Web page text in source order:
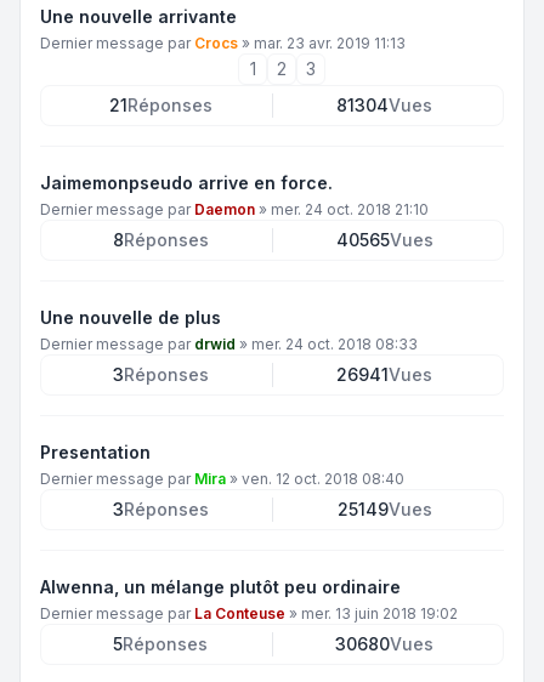
Une nouvelle arrivante
Dernier message par Crocs » mar. 23 avr. 2019 11:13
1 2
3
21Réponses 81304Vues
Jaimemonpseudo arrive en force.
Dernier message par Daemon » mer. 24 oct. 2018 21:10
8Réponses 40565Vues
Une nouvelle de plus
Dernier message par drwid » mer. 24 oct. 2018 08:33
3Réponses 26941Vues
Presentation
Dernier message par Mira » ven. 12 oct. 2018 08:40
3Réponses 25149Vues
Alwenna, un mélange plutôt peu ordinaire
Dernier message par La Conteuse » mer. 13 juin 2018 19:02
5Réponses 30680Vues